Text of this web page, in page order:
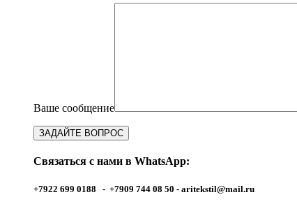
Ваше сообщение
Связаться с нами в WhatsApp:
+7922 699 0188 - +7909 744 08 50 - aritekstil@mail.ru